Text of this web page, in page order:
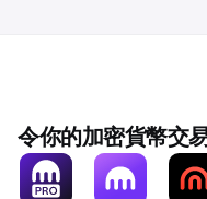
如需了解更多資訊，請
Ethereum (ETH)
令你的加密貨幣交